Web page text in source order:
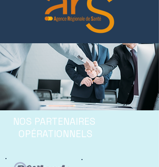
NOS PARTENAIRES
OPÉRATIONNELS